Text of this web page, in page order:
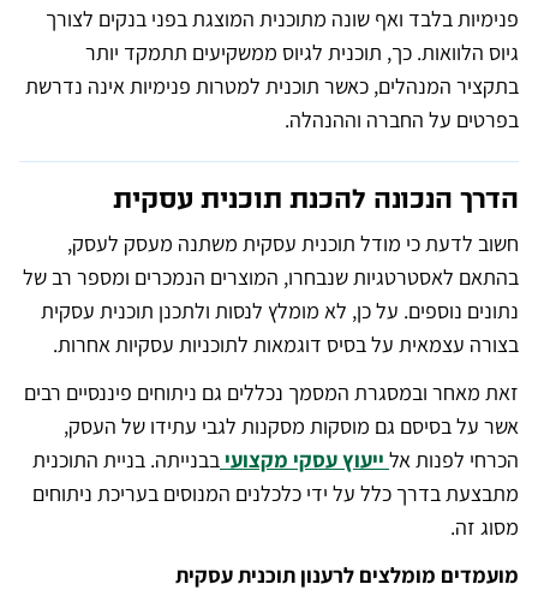
פנימיות בלבד ואף שונה מתוכנית המוצגת בפני בנקים לצורך
גיוס הלוואות. כך, תוכנית לגיוס ממשקיעים תתמקד יותר
בתקציר המנהלים, כאשר תוכנית למטרות פנימיות אינה נדרשת
בפרטים על החברה וההנהלה.
הדרך הנכונה להכנת תוכנית עסקית
חשוב לדעת כי מודל תוכנית עסקית משתנה מעסק לעסק,
בהתאם לאסטרטגיות שנבחרו, המוצרים הנמכרים ומספר רב של
נתונים נוספים. על כן, לא מומלץ לנסות ולתכנן תוכנית עסקית
בצורה עצמאית על בסיס דוגמאות לתוכניות עסקיות אחרות.
זאת מאחר ובמסגרת המסמך נכללים גם ניתוחים פיננסיים רבים
אשר על בסיסם גם מוסקות מסקנות לגבי עתידו של העסק,
הכרחי לפנות אל ייעוץ עסקי מקצועי בבנייתה. בניית התוכנית
מתבצעת בדרך כלל על ידי כלכלנים המנוסים בעריכת ניתוחים
מסוג זה.
מועמדים מומלצים לרענון תוכנית עסקית